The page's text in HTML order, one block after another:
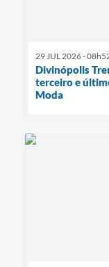
29 JUL 2026 -
Divinópolis
terceiro e
Moda